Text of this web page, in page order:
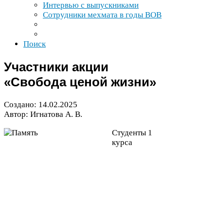
Интервью с выпускниками
Сотрудники мехмата в годы ВОВ
Поиск
Участники акции
«Свобода ценой жизни»
Создано: 14.02.2025
Автор: Игнатова А. В.
Студенты 1
курса